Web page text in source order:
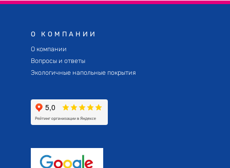
О КОМПАНИИ
О компании
Вопросы и ответы
Экологичные напольные покрытия